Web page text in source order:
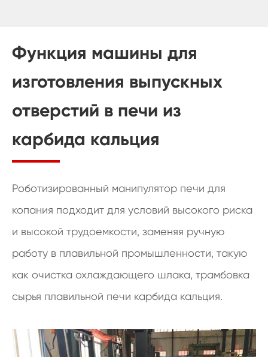
Функция машины для
изготовления выпускных
отверстий в печи из
карбида кальция
Роботизированный манипулятор печи для
копания подходит для условий высокого риска
и высокой трудоемкости, заменяя ручную
работу в плавильной промышленности, такую
как очистка охлаждающего шлака, трамбовка
сырья плавильной печи карбида кальция.